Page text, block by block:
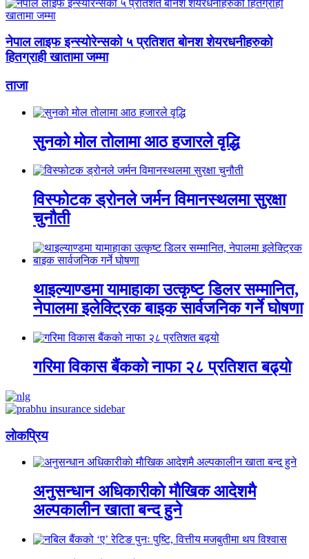
नेपाल लाइफ इन्स्योरेन्सको ५ प्रतिशत बोनश शेयरधनीहरुको
हितग्राही खातामा जम्मा
ताजा
सुनको मोल तोलामा आठ हजारले वृद्धि
विस्फोटक ड्रोनले जर्मन विमानस्थलमा सुरक्षा
चुनौती
थाइल्याण्डमा यामाहाका उत्कृष्ट डिलर सम्मानित,
नेपालमा इलेक्ट्रिक बाइक सार्वजनिक गर्ने घोषणा
गरिमा विकास बैंकको नाफा २८ प्रतिशत बढ्यो
लाेकप्रिय
अनुसन्धान अधिकारीकाे माैखिक आदेशमै
अल्पकालीन खाता बन्द हुने